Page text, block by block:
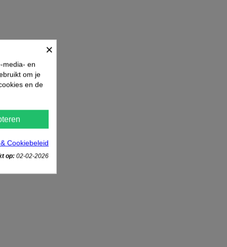
×
media- en
om je
en de
Cookiebeleid
op: 02-02-2026